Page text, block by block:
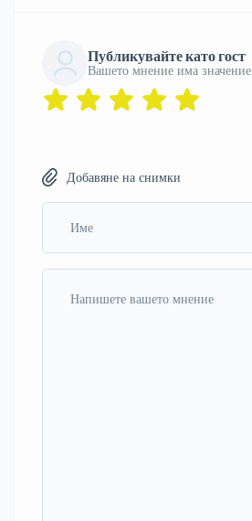
Публикувайте като гост
Вашето мнение има значение
Добавяне на снимки